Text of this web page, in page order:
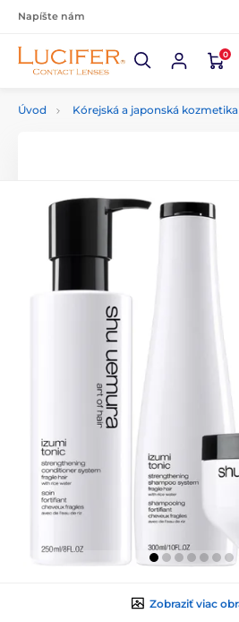
Napíšte nám
0
Úvod Kórejská a japonská kozmetika
Zobraziť viac